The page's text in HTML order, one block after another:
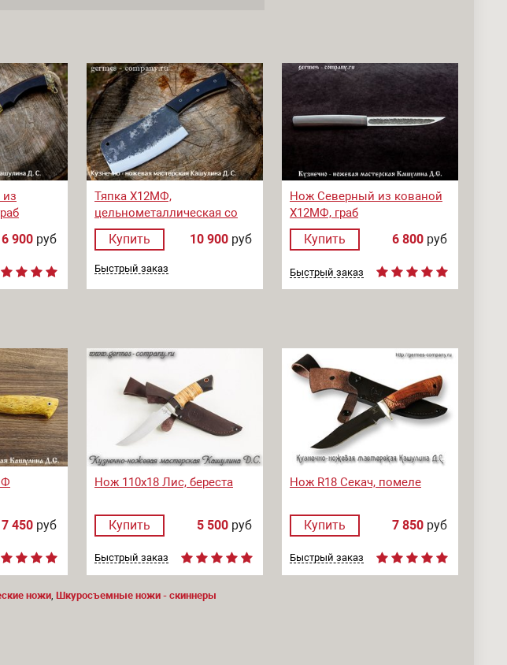
6 900 руб
Тяпка Х12МФ,
цельнометаллическая со
следами ковки, микарта
Купить 10 900 руб
Быстрый заказ
Нож Северный из кованой
Х12МФ, граб
Купить 6 800 руб
Быстрый заказ
7 450 руб
Нож 110х18 Лис, береста
Купить 5 500 руб
Быстрый заказ
Нож R18 Секач, помеле
Купить 7 850 руб
Быстрый заказ
ножи Шкуросъемные ножи - скиннеры